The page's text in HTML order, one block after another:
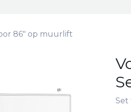
86" op muurlift
Set